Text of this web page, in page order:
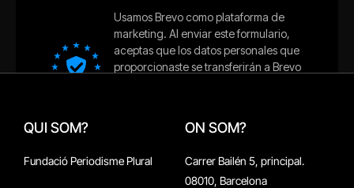
QUI SOM?
Fundació Periodisme Plural
ON SOM?
Carrer Bailén 5, principal.
08010, Barcelona